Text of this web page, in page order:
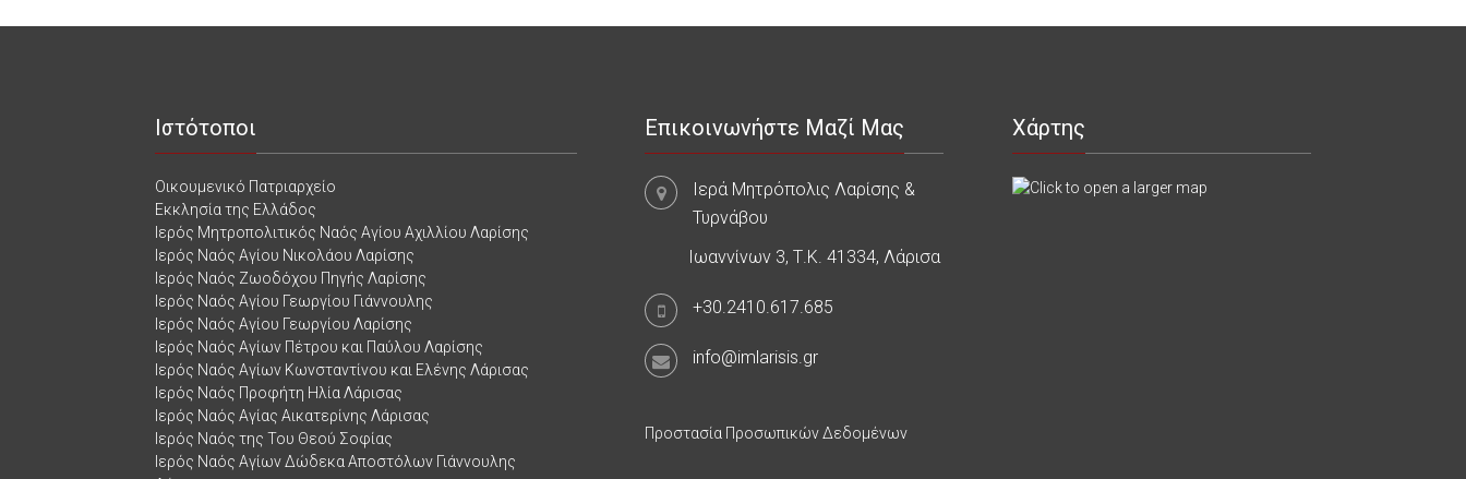
Ιστότοποι
Οικουμενικό Πατριαρχείο
Εκκλησία της Ελλάδος
Ιερός Μητροπολιτικός Ναός Αγίου Αχιλλίου Λαρίσης
Ιερός Ναός Αγίου Νικολάου Λαρίσης
Ιερός Ναός Ζωοδόχου Πηγής Λαρίσης
Ιερός Ναός Αγίου Γεωργίου Γιάννουλης
Ιερός Ναός Αγίου Γεωργίου Λαρίσης
Ιερός Ναός Αγίων Πέτρου και Παύλου Λαρίσης
Ιερός Ναός Αγίων Κωνσταντίνου και Ελένης Λάρισας
Ιερός Ναός Προφήτη Ηλία Λάρισας
Ιερός Ναός Αγίας Αικατερίνης Λάρισας
Ιερός Ναός της Του Θεού Σοφίας
Ιερός Ναός Αγίων Δώδεκα Αποστόλων Γιάννουλης
Επικοινωνήστε Μαζί Μας
Ιερά Μητρόπολις Λαρίσης &
Τυρνάβου
Ιωαννίνων 3, Τ.Κ. 41334, Λάρισα
+30.2410.617.685
info@imlarisis.gr
Προστασία Προσωπικών Δεδομένων
Χάρτης